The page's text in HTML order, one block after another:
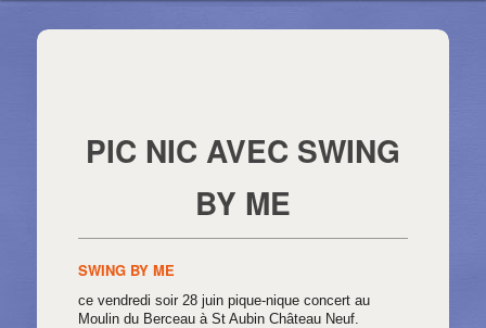
PIC NIC AVEC SWING
BY ME
SWING BY ME
ce vendredi soir 28 juin pique-nique concert au
Moulin du Berceau à St Aubin Château Neuf.